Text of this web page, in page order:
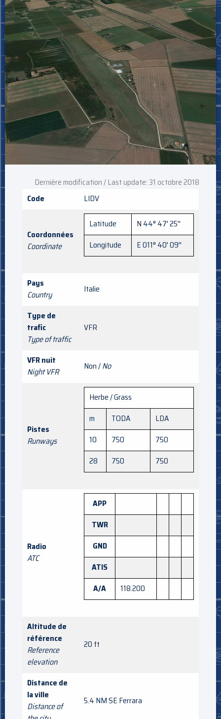
Dernière modification / Last update: 31 octobre 2018
Code
LIDV
Coordonnées
Coordinate
Latitude
N 44° 47' 25''
Longitude
E 011° 40' 09''
Pays
Country
Italie
Type de
trafic
Type of traffic
VFR
VFR nuit
Night VFR
Non /No
Pistes
Runways
Herbe / Grass
m
TODA
LDA
10
750
750
28
750 750
Radio
ATC
APP
TWR
GND
ATIS
A/A
118.200
Altitude de
référence
Reference
elevation
20 ft
Distance de
la ville
Distance of
5.4 NM SE Ferrara